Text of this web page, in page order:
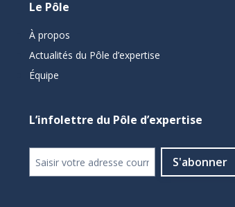
Le Pôle
À propos
Actualités du Pôle d’expertise
Équipe
L’infolettre du Pôle d’expertise